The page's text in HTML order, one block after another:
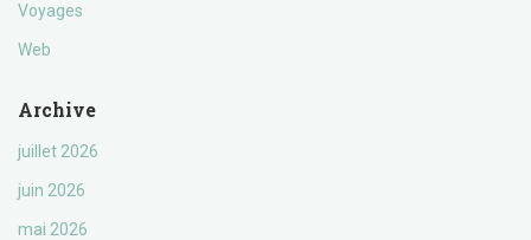
Voyages
Web
Archive
juillet 2026
juin 2026
mai 2026